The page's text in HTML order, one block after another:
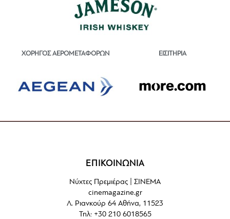
ΧΟΡΗΓΟΣ ΑΕΡΟΜΕΤΑΦΟΡΩΝ ΕΙΣΙΤΗΡΙΑ
ΕΠΙΚΟΙΝΩΝΙΑ
Νύχτες Πρεμιέρας | ΣΙΝΕΜΑ
cinemagazine.gr
Λ. Ριανκούρ 64 Αθήνα, 11523
Τηλ: +30 210 6018565